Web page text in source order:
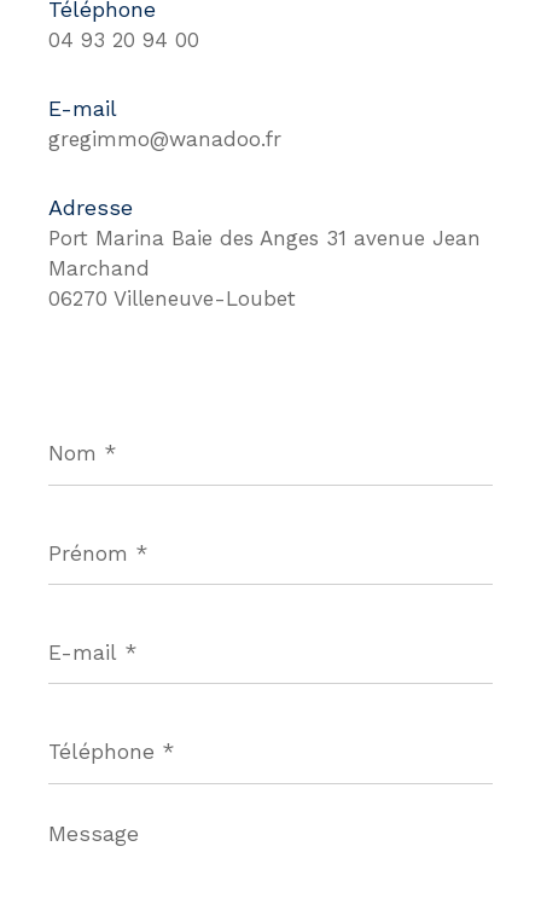
Téléphone
04 93 20 94 00
E-mail
gregimmo@wanadoo.fr
Adresse
Port Marina Baie des Anges 31 avenue Jean
Marchand
06270 Villeneuve-Loubet
*
*
mail
*
*
Message
*